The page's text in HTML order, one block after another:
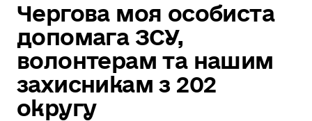
Анонімні опитування
Стежити за Депутатом
Чергова моя особиста
допомага ЗСУ,
волонтерам та нашим
захисникам з 202
округу